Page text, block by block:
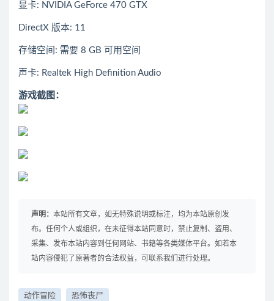
显卡: NVIDIA GeForce 470 GTX
DirectX 版本: 11
存储空间: 需要 8 GB 可用空间
声卡: Realtek High Definition Audio
游戏截图：
声明： 本站所有文章，如无特殊说明或标注，均为本站原创发
布。任何个人或组织，在未征得本站同意时，禁止复制、盗用、
采集、发布本站内容到任何网站、书籍等各类媒体平台。如若本
站内容侵犯了原著者的合法权益，可联系我们进行处理。
动作冒险 恐怖丧尸